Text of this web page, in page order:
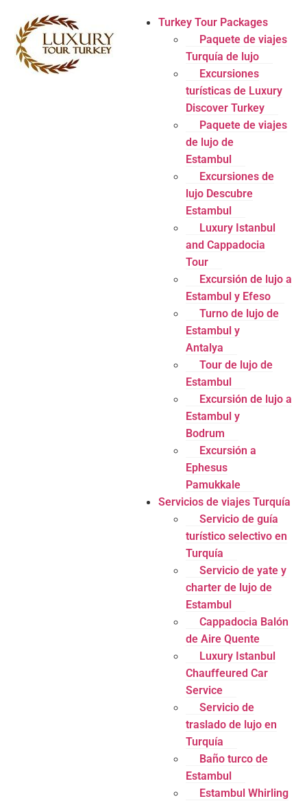
Turkey Tour Packages
Paquete de viajes
Turquía de lujo
Excursiones
turísticas de Luxury
Discover Turkey
Paquete de viajes
de lujo de
Estambul
Excursiones de
lujo Descubre
Estambul
Luxury Istanbul
and Cappadocia
Tour
Excursión de lujo a
Estambul y Efeso
Turno de lujo de
Estambul y
Antalya
Tour de lujo de
Estambul
Excursión de lujo a
Estambul y
Bodrum
Excursión a
Ephesus
Pamukkale
Servicios de viajes Turquía
Servicio de guía
turístico selectivo en
Turquía
Servicio de yate y
charter de lujo de
Estambul
Cappadocia Balón
de Aire Quente
Luxury Istanbul
Chauffeured Car
Service
Servicio de
traslado de lujo en
Turquía
Baño turco de
Estambul
Estambul Whirling